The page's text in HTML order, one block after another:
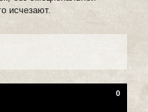
исчезают.
0